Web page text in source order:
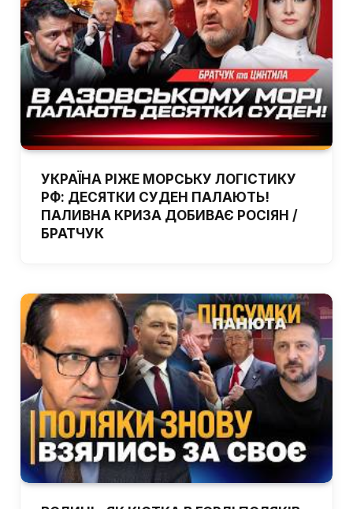
УКРАЇНА РІЖЕ МОРСЬКУ ЛОГІСТИКУ
РФ: ДЕСЯТКИ СУДЕН ПАЛАЮТЬ!
ПАЛИВНА КРИЗА ДОБИВАЄ РОСІЯН /
БРАТЧУК